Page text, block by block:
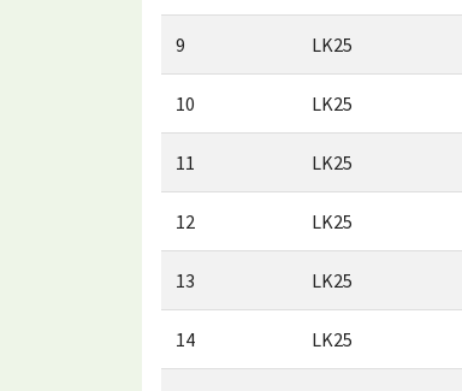
9 LK25
10 LK25
11 LK25
12 LK25
13 LK25
14 LK25